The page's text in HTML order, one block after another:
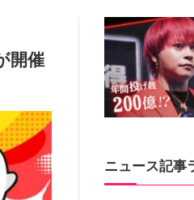
開催
ニュース記事